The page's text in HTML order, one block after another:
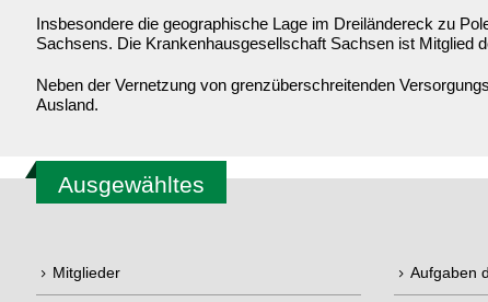
Insbesondere die geographische Lage im Dreiländereck zu
Sachsens. Die Krankenhausgesellschaft Sachsen ist Mitglied
Neben der Vernetzung von grenzüberschreitenden
Ausland.
Ausgewähltes
Mitglieder Aufgaben